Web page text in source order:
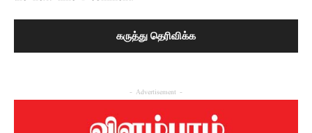
- Advertisement -